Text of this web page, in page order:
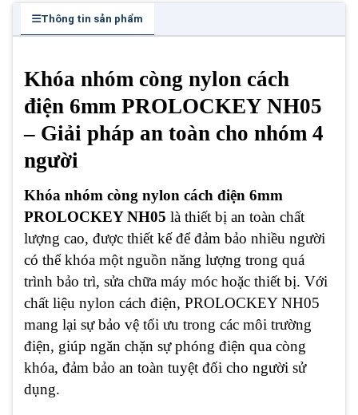
Thông tin sản phẩm
Khóa nhóm còng nylon cách
điện 6mm PROLOCKEY NH05
– Giải pháp an toàn cho nhóm 4
người
Khóa nhóm còng nylon cách điện 6mm
PROLOCKEY NH05 là thiết bị an toàn chất
lượng cao, được thiết kế để đảm bảo nhiều người
có thể khóa một nguồn năng lượng trong quá
trình bảo trì, sửa chữa máy móc hoặc thiết bị. Với
chất liệu nylon cách điện, PROLOCKEY NH05
mang lại sự bảo vệ tối ưu trong các môi trường
điện, giúp ngăn chặn sự phóng điện qua còng
khóa, đảm bảo an toàn tuyệt đối cho người sử
dụng.